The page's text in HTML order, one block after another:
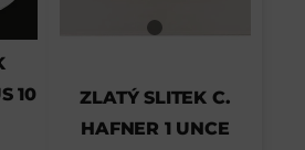
10
ZLATÝ SLITEK C.
HAFNER 1 UNCE